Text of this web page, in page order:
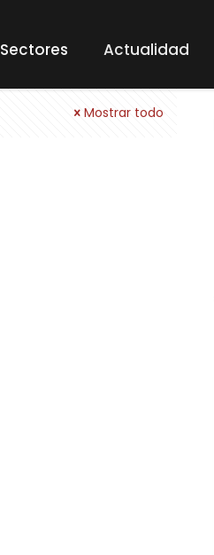
Sectores Actualidad
Mostrar todo